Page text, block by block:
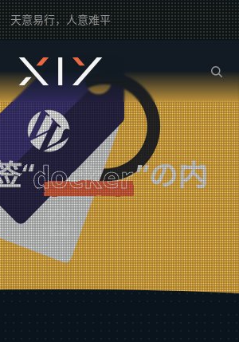
天意易行，人意难平
2BROEARの docker Tag
“docker”の内
容